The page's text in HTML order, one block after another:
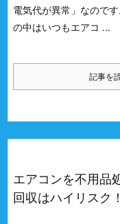
電気代が異常」なのです
の中はいつもエアコ ...
記事を
エアコンを不用品
回収はハイリスク！